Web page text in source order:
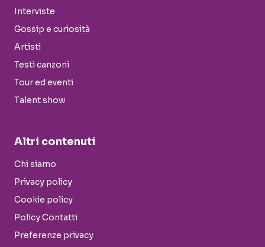
Interviste
Gossip e curiosità
Artisti
Testi canzoni
Tour ed eventi
Talent show
Altri contenuti
Chi siamo
Privacy policy
Cookie policy
Policy Contatti
Preferenze privacy